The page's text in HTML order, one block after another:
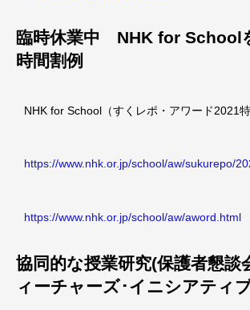
臨時休業中 NHK for School
時間割例
NHK for School（すくレポ・アワード2021特
https://www.nhk.or.jp/school/aw/sukurepo/
https://www.nhk.or.jp/school/aw/aword.html
協同的な授業研究(保護者懇談
ィーチャーズ･イニシアティ